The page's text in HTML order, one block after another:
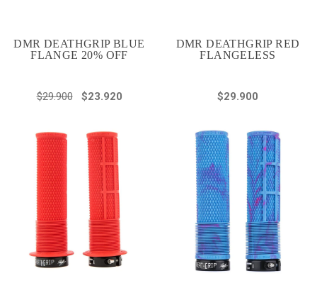
DMR DEATHGRIP BLUE
FLANGE 20% OFF
$29.900 $23.920
DMR DEATHGRIP RED
FLANGELESS
$29.900